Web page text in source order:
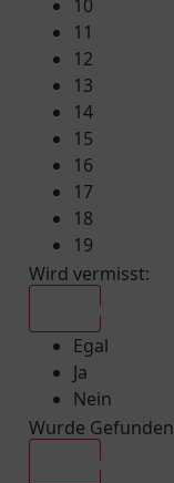
10
11
12
13
14
15
16
17
18
19
Wird vermisst:
Egal
Ja
Nein
Wurde Gefunden